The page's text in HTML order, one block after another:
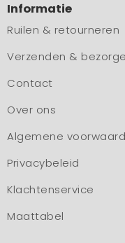
Informatie
Ruilen & retourneren
Verzenden &
Contact
Over ons
Algemene
Privacybeleid
Klachtenservice
Maattabel